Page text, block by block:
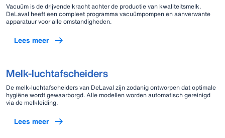
Vacuüm is de drijvende kracht achter de productie van kwaliteitsmelk.
DeLaval heeft een compleet programma vacuümpompen en aanverwante
apparatuur voor alle omstandigheden.
Lees meer
Melk-luchtafscheiders
De melk-luchtafscheiders van DeLaval zijn zodanig ontworpen dat optimale
hygiëne wordt gewaarborgd. Alle modellen worden automatisch gereinigd
via de melkleiding.
Lees meer